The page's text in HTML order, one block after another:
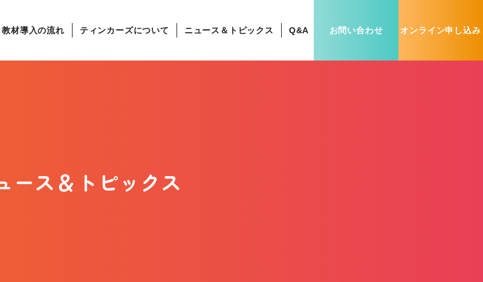
教材導入の流れ ティンカーズについて ニュース＆トピックス Q&A お問い合わせ オンライン申し込み
ース＆トピックス